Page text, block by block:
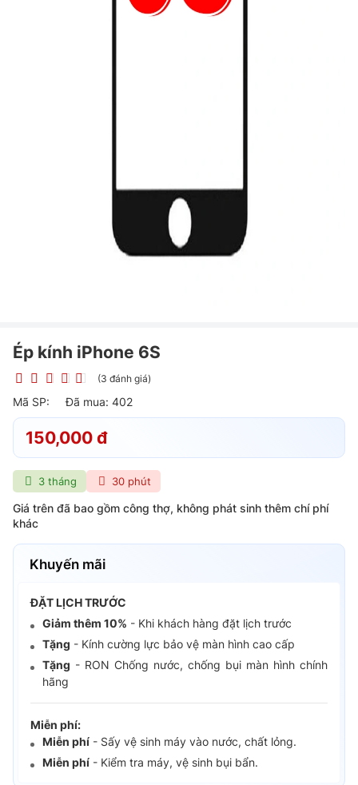
Ép kính iPhone 6S
(3 đánh giá)
Mã SP: Đã mua: 402
150,000 đ
3 tháng 30 phút
Giá trên đã bao gồm công thợ, không phát sinh thêm chí phí
khác
Khuyến mãi
ĐẶT LỊCH TRƯỚC
Giảm thêm 10% - Khi khách hàng đặt lịch trước
Tặng - Kính cường lực bảo vệ màn hình cao cấp
Tặng - RON Chống nước, chống bụi màn hình chính
hãng
Miễn phí:
Miễn phí - Sấy vệ sinh máy vào nước, chất lỏng.
Miễn phí - Kiểm tra máy, vệ sinh bụi bẩn.